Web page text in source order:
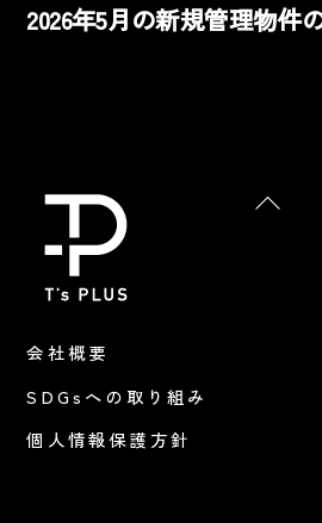
2026年5月の新規管理物件
Back
会社概要
SDGsへの取り組み
個人情報保護方針